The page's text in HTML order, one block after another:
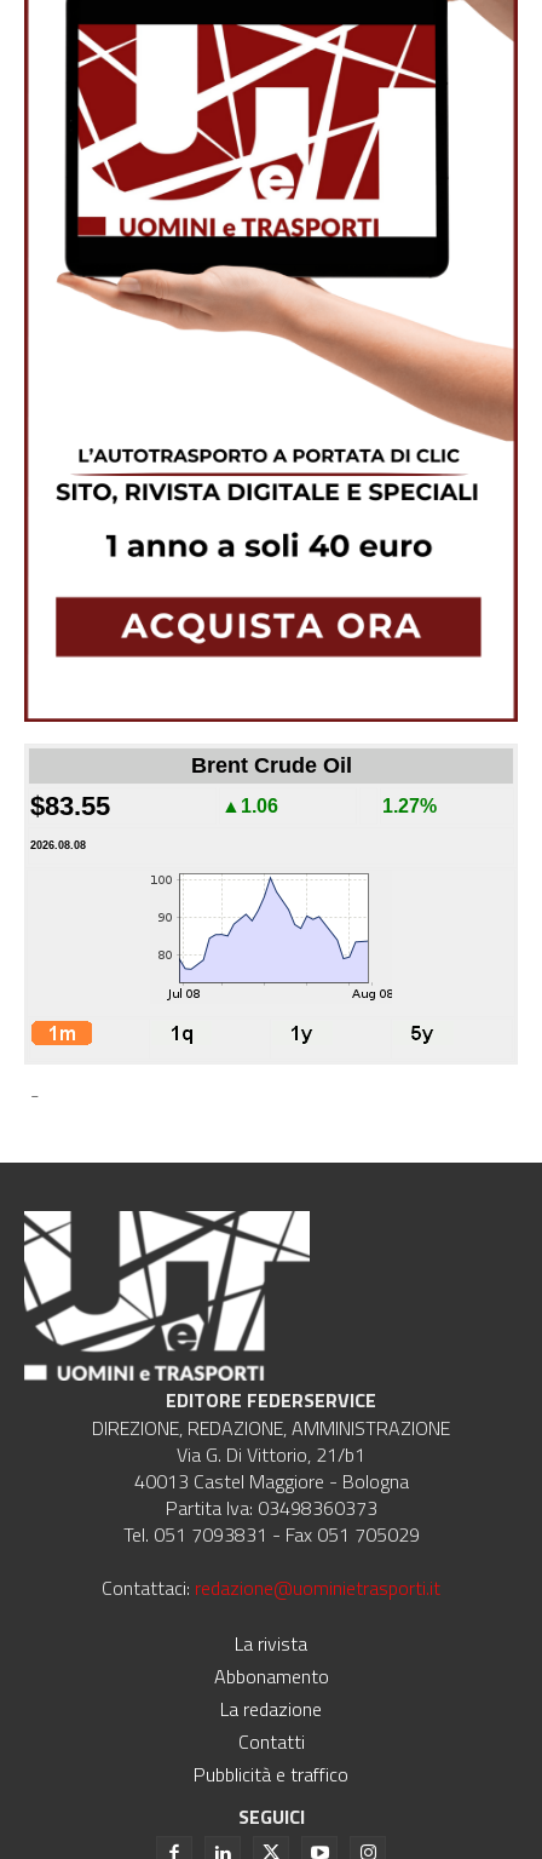
Brent Crude Oil
$83.55 ▲1.06 1.27%
2026.08.08
-
EDITORE FEDERSERVICE
DIREZIONE, REDAZIONE, AMMINISTRAZIONE
Via G. Di Vittorio, 21/b1
40013 Castel Maggiore - Bologna
Partita Iva: 03498360373
Tel. 051 7093831 - Fax 051 705029
Contattaci: redazione@uominietrasporti.it
La rivista
Abbonamento
La redazione
Contatti
Pubblicità e traffico
SEGUICI